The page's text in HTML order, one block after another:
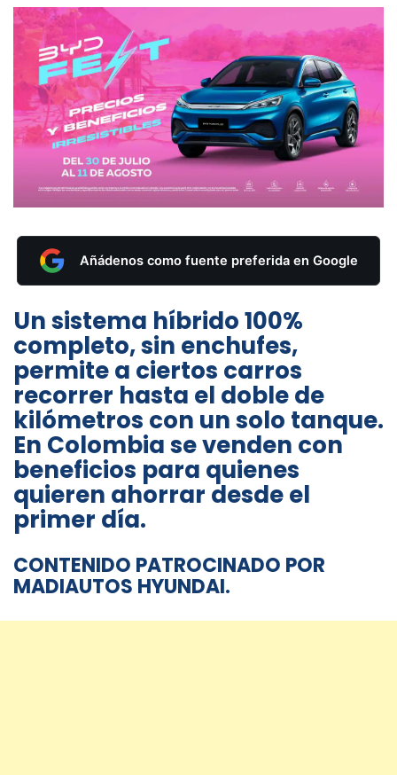
Añádenos como fuente preferida en Google
Un sistema híbrido 100%
completo, sin enchufes,
permite a ciertos carros
recorrer hasta el doble de
kilómetros con un solo tanque.
En Colombia se venden con
beneficios para quienes
quieren ahorrar desde el
primer día.
CONTENIDO PATROCINADO POR
MADIAUTOS HYUNDAI.